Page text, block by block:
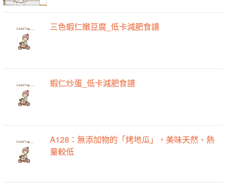
三色蝦仁嫩豆腐_低卡減肥食譜
蝦仁炒蛋_低卡減肥食譜
A128：無添加物的「烤地瓜」，美味天然、熱
量較低